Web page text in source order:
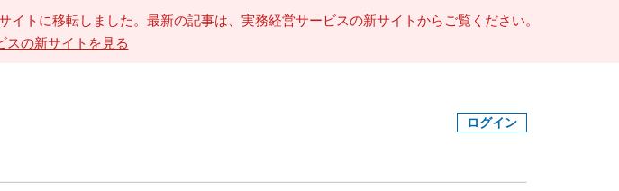
トに移転しました。最新の記事は、実務経営サービスの新サイトからご覧ください。
スの新サイトを見る
ログイン